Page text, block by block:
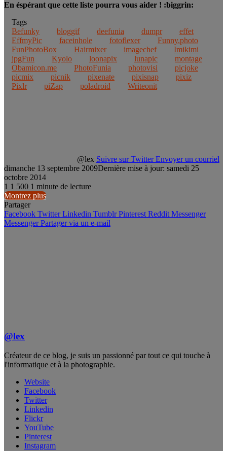
En éspérant que cette liste pourra vous aider ! :biggrin:
Tags
Befunky
bloggif deefunia dumpr
effet
EffmyPic
faceinhole fotoflexer
Funny.photo
FunPhotoBox
Hairmixer imagechef
Imikimi
jpgFun
Kyolo loonapix lunapic
montage
Obamicon.me
PhotoFunia photovisi
picjoke
picmix
picnik pixenate pixisnap
pixiz
Pixlr
piZap poladroid Writeonit
@lex Suivre sur Twitter Envoyer un courriel
dimanche 13 septembre 2009Dernière mise à jour: samedi 25
octobre 2014
1 1 500 1 minute de lecture
Montrez plus
Partager
Facebook Twitter Linkedin Tumblr Pinterest Reddit Messenger
Messenger Partager via un e-mail
@lex
Créateur de ce blog, je suis un passionné par tout ce qui touche à
l'informatique et à la photographie.
Website
Facebook
Twitter
Linkedin
Flickr
YouTube
Pinterest
Instagram